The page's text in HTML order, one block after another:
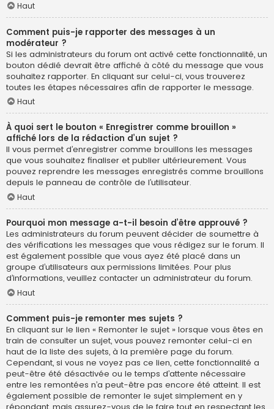
Haut
Comment puis-je rapporter des messages à un
modérateur ?
Si les administrateurs du forum ont activé cette fonctionnalité, un
bouton dédié devrait être affiché à côté du message que vous
souhaitez rapporter. En cliquant sur celui-ci, vous trouverez
toutes les étapes nécessaires afin de rapporter le message.
Haut
À quoi sert le bouton « Enregistrer comme brouillon »
affiché lors de la rédaction d’un sujet ?
Il vous permet d’enregistrer comme brouillons les messages
que vous souhaitez finaliser et publier ultérieurement. Vous
pouvez reprendre les messages enregistrés comme brouillons
depuis le panneau de contrôle de l’utilisateur.
Haut
Pourquoi mon message a-t-il besoin d’être approuvé ?
Les administrateurs du forum peuvent décider de soumettre à
des vérifications les messages que vous rédigez sur le forum. Il
est également possible que vous ayez été placé dans un
groupe d’utilisateurs aux permissions limitées. Pour plus
d’informations, veuillez contacter un administrateur du forum.
Haut
Comment puis-je remonter mes sujets ?
En cliquant sur le lien « Remonter le sujet » lorsque vous êtes en
train de consulter un sujet, vous pouvez remonter celui-ci en
haut de la liste des sujets, à la première page du forum.
Cependant, si vous ne voyez pas ce lien, cette fonctionnalité a
peut-être été désactivée ou le temps d’attente nécessaire
entre les remontées n’a peut-être pas encore été atteint. Il est
également possible de remonter le sujet simplement en y